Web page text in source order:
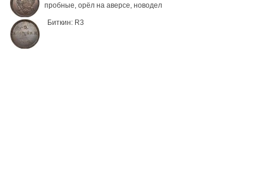
пробные, орёл на аверсе, новодел
Биткин: R3